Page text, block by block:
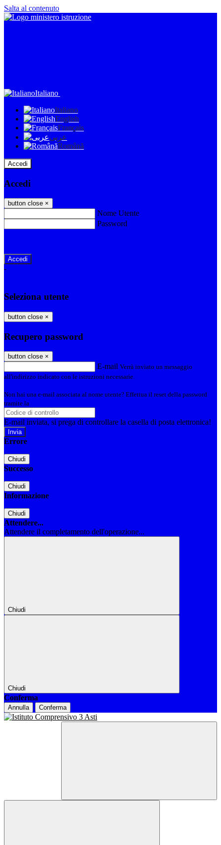
Salta al contenuto
Italiano
Italiano
English
Français
عربى
Română
Accedi
Accedi
button close ×
Nome Utente
Password
-
Seleziona utente
button close ×
Recupero password
button close ×
E-mail Verrà inviato un messaggio
all'indirizzo indicato con le istruzioni necessarie.
Non hai una e-mail associata al nome utente? Effettua il reset della password
tramite la
E-mail inviata, si prega di controllare la casella di posta elettronica!
Errore
Chiudi
Successo
Chiudi
Informazione
Chiudi
Attendere...
Attendere il completamento dell'operazione...
Chiudi
Chiudi
Conferma
Annulla Conferma